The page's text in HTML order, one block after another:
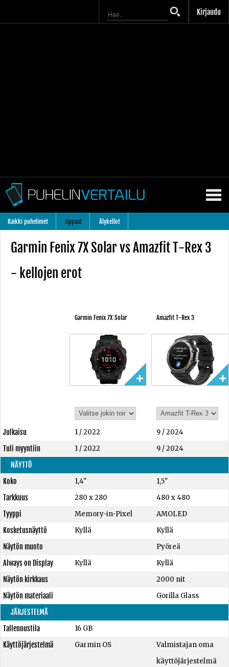
Kirjaudu
Kaikki puhelimet Oppaat Älykellot
Garmin Fenix 7X Solar vs Amazfit T-Rex 3
- kellojen erot
Garmin Fenix 7X Solar Amazfit T-Rex 3
Julkaisu 1 / 2022
9 / 2024
Tuli myyntiin
1 / 2022
9 / 2024
NÄYTTÖ
Koko
1,4"
1,5"
Tarkkuus
280 x 280
480 x 480
Tyyppi
Memory-in-Pixel
AMOLED
Kosketusnäyttö
Kyllä
Kyllä
Näytön muoto
Pyöreä
Always on Display
Kyllä
Kyllä
Näytön kirkkaus
2000 nit
Näytön materiaali
Gorilla Glass
JÄRJESTELMÄ
Tallennustila
16 GB
Käyttöjärjestelmä
Garmin OS
Valmistajan oma
käyttöjärjestelmä